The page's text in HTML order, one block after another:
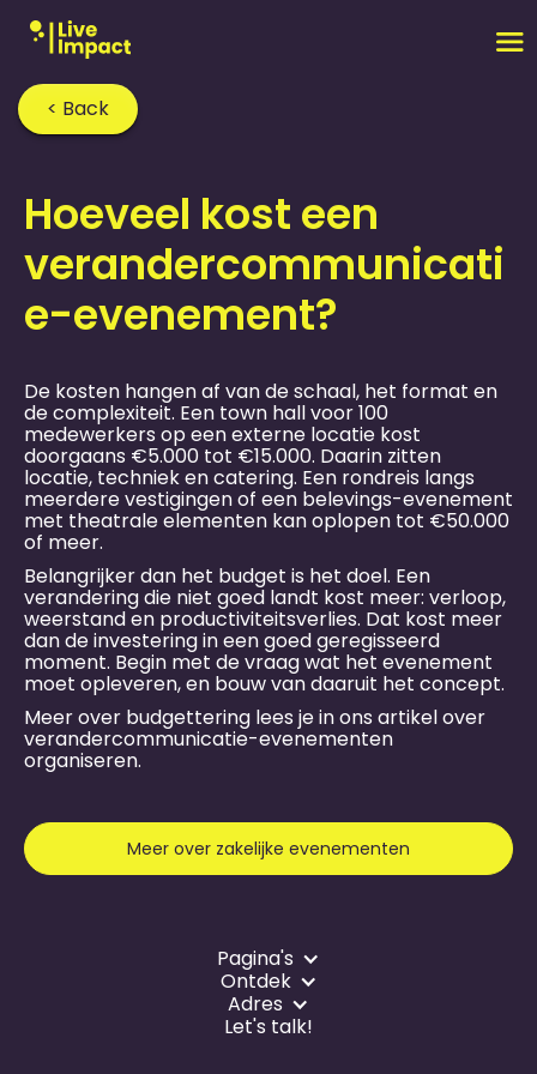
< Back
Home›FAQ›
Hoeveel kost een
verandercommunicati
e-evenement?
De kosten hangen af van de schaal, het format en
de complexiteit. Een town hall voor 100
medewerkers op een externe locatie kost
doorgaans €5.000 tot €15.000. Daarin zitten
locatie, techniek en catering. Een rondreis langs
meerdere vestigingen of een belevings-evenement
met theatrale elementen kan oplopen tot €50.000
of meer.
Belangrijker dan het budget is het doel. Een
verandering die niet goed landt kost meer: verloop,
weerstand en productiviteitsverlies. Dat kost meer
dan de investering in een goed geregisseerd
moment. Begin met de vraag wat het evenement
moet opleveren, en bouw van daaruit het concept.
Meer over budgettering lees je in ons artikel over
verandercommunicatie-evenementen
organiseren.
Meer over zakelijke evenementen
Pagina's
Ontdek
Adres
Let's talk!